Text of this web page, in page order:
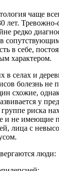
чаще
лет.
редко
в себе,
характером.
селах и
болезнь не
схожие,
у
риска
и не имеющие
лица с
люди: